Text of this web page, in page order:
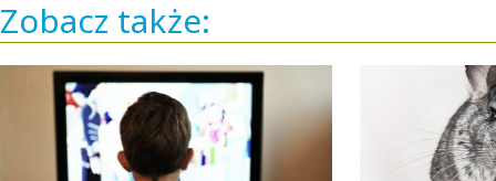
Zobacz także: